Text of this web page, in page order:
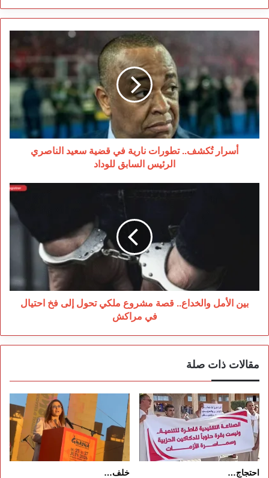
أسرار
تُكشف..
تطورات
نارية
في
قضية
سعيد
الناصري
الرئيس
السابقأسرار تُكشف.. تطورات نارية في قضية سعيد الناصري
الرئيس السابق للوداد
بين
فخ
احتيال
بين الأمل والخداع.. قصة مشروع ملكي تحول إلى فخ احتيال
في مراكش
مقالات ذات صلة
احتجاج… خلف…